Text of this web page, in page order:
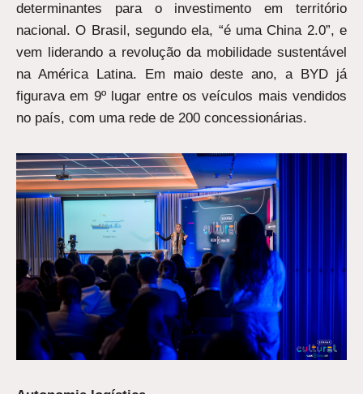
determinantes para o investimento em território
nacional. O Brasil, segundo ela, “é uma China 2.0”, e
vem liderando a revolução da mobilidade sustentável
na América Latina. Em maio deste ano, a BYD já
figurava em 9º lugar entre os veículos mais vendidos
no país, com uma rede de 200 concessionárias.